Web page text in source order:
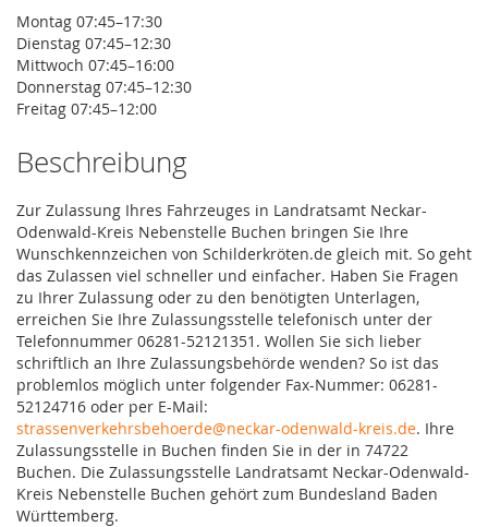
Montag 07:45–17:30
Dienstag 07:45–12:30
Mittwoch 07:45–16:00
Donnerstag 07:45–12:30
Freitag 07:45–12:00
Beschreibung
Zur Zulassung Ihres Fahrzeuges in Landratsamt Neckar-
Odenwald-Kreis Nebenstelle Buchen bringen Sie Ihre
Wunschkennzeichen von Schilderkröten.de gleich mit. So geht
das Zulassen viel schneller und einfacher. Haben Sie Fragen
zu Ihrer Zulassung oder zu den benötigten Unterlagen,
erreichen Sie Ihre Zulassungsstelle telefonisch unter der
Telefonnummer 06281-52121351. Wollen Sie sich lieber
schriftlich an Ihre Zulassungsbehörde wenden? So ist das
problemlos möglich unter folgender Fax-Nummer: 06281-
52124716 oder per E-Mail:
strassenverkehrsbehoerde@neckar-odenwald-kreis.de. Ihre
Zulassungsstelle in Buchen finden Sie in der in 74722
Buchen. Die Zulassungsstelle Landratsamt Neckar-Odenwald-
Kreis Nebenstelle Buchen gehört zum Bundesland Baden
Württemberg.